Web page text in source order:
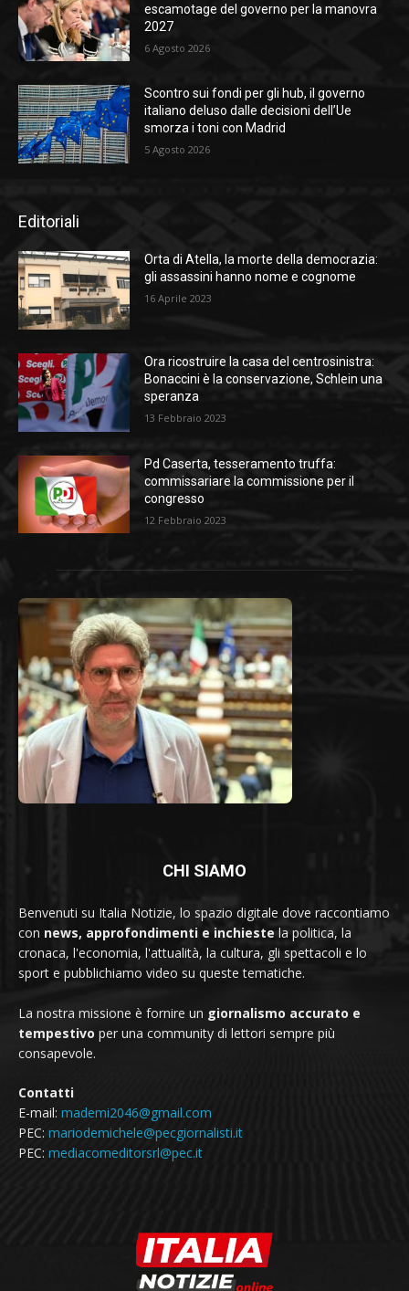
escamotage del governo per la manovra
2027
6 Agosto 2026
Scontro sui fondi per gli hub, il governo
italiano deluso dalle decisioni dell’Ue
smorza i toni con Madrid
5 Agosto 2026
Editoriali
Orta di Atella, la morte della democrazia:
gli assassini hanno nome e cognome
16 Aprile 2023
Ora ricostruire la casa del centrosinistra:
Bonaccini è la conservazione, Schlein una
speranza
13 Febbraio 2023
Pd Caserta, tesseramento truffa:
commissariare la commissione per il
congresso
12 Febbraio 2023
CHI SIAMO
Benvenuti su Italia Notizie, lo spazio digitale dove raccontiamo
con news, approfondimenti e inchieste la politica, la
cronaca, l'economia, l'attualità, la cultura, gli spettacoli e lo
sport e pubblichiamo video su queste tematiche.
La nostra missione è fornire un giornalismo accurato e
tempestivo per una community di lettori sempre più
consapevole.
Contatti
E-mail: mademi2046@gmail.com
PEC: mariodemichele@pecgiornalisti.it
PEC: mediacomeditorsrl@pec.it